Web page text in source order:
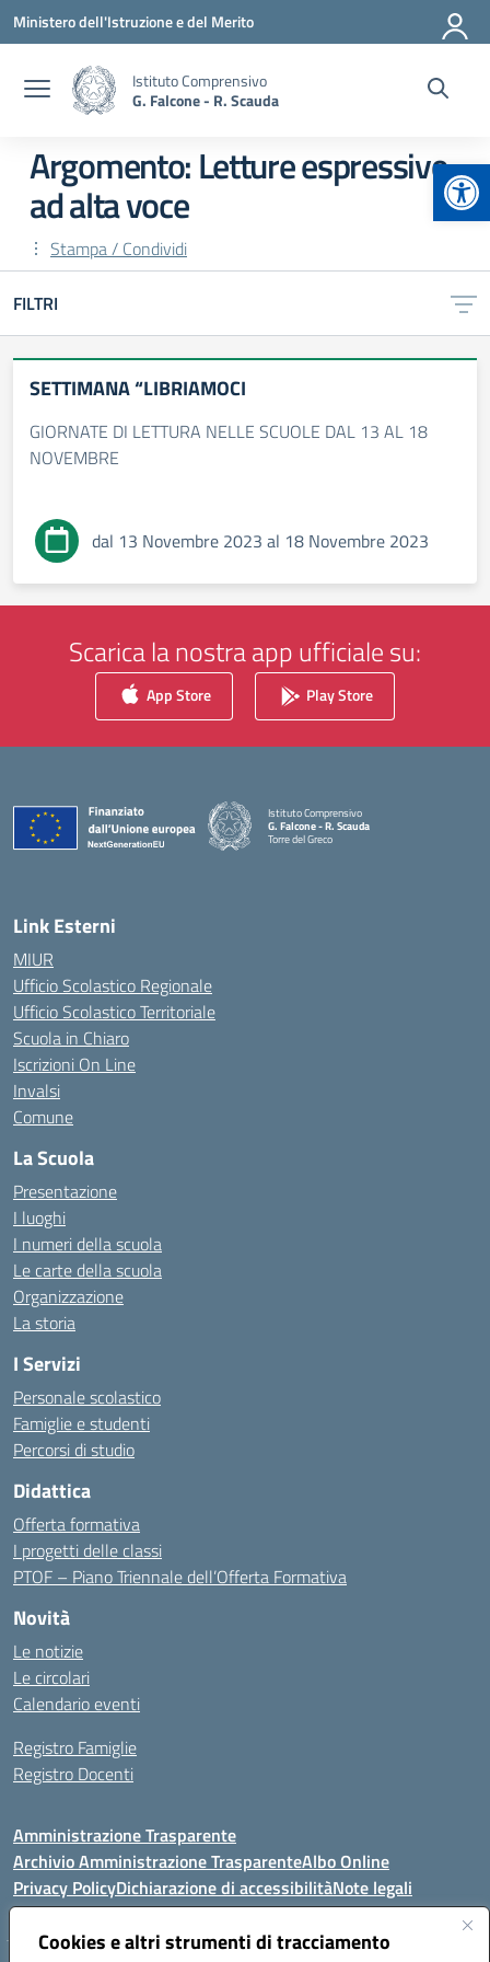
Cookies e altri strumenti di tracciamento
Vai ai contenuti
Vai al menu di navigazione
Vai al footer
Ministero dell'Istruzione e del Merito
Istituto Comprensivo
G. Falcone - R. Scauda
Argomento: Letture espressive
ad alta voce
Stampa / Condividi
FILTRI
SETTIMANA “LIBRIAMOCI
GIORNATE DI LETTURA NELLE SCUOLE DAL 13 AL 18
NOVEMBRE
dal 13 Novembre 2023 al 18 Novembre 2023
Scarica la nostra app ufficiale su:
App Store Play Store
Istituto Comprensivo
G. Falcone - R. Scauda
Torre del Greco
Link Esterni
MIUR
Ufficio Scolastico Regionale
Ufficio Scolastico Territoriale
Scuola in Chiaro
Iscrizioni On Line
Invalsi
Comune
La Scuola
Presentazione
I luoghi
I numeri della scuola
Le carte della scuola
Organizzazione
La storia
I Servizi
Personale scolastico
Famiglie e studenti
Percorsi di studio
Didattica
Offerta formativa
I progetti delle classi
PTOF – Piano Triennale dell’Offerta Formativa
Novità
Le notizie
Le circolari
Calendario eventi
Registro Famiglie
Registro Docenti
Amministrazione Trasparente
Archivio Amministrazione TrasparenteAlbo Online
Privacy PolicyDichiarazione di accessibilitàNote legali